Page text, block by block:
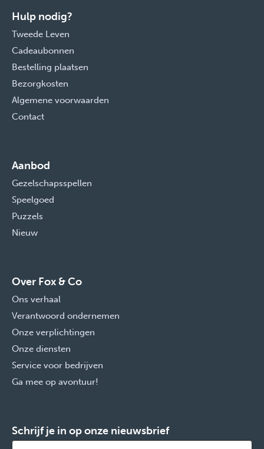
Hulp nodig?
Tweede Leven
Cadeaubonnen
Bestelling plaatsen
Bezorgkosten
Algemene voorwaarden
Contact
Aanbod
Gezelschapsspellen
Speelgoed
Puzzels
Nieuw
Over Fox & Co
Ons verhaal
Verantwoord ondernemen
Onze verplichtingen
Onze diensten
Service voor bedrijven
Ga mee op avontuur!
Schrijf je in op onze nieuwsbrief